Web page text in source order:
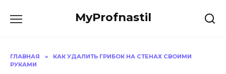
MyProfnastil
ГЛАВНАЯ »
КАК УДАЛИТЬ ГРИБОК НА СТЕНАХ СВОИМИ
РУКАМИ